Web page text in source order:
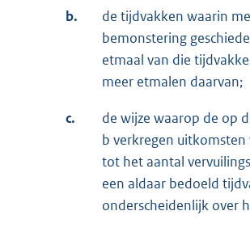
b.
de tijdvakken waarin
bemonstering
etmaal van die
meer etmalen daarvan;
c.
de wijze waarop de op
b verkregen
tot het aantal
een aldaar bedoeld
onderscheidenlijk over